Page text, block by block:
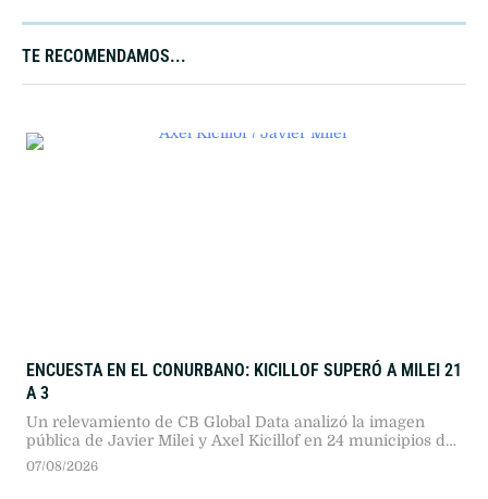
TE RECOMENDAMOS...​
ENCUESTA EN EL CONURBANO: KICILLOF SUPERÓ A MILEI 21
A 3
Un relevamiento de CB Global Data analizó la imagen
pública de Javier Milei y Axel Kicillof en 24 municipios del
Gran Buenos Aires. El gobernador bonaerense se impuso
07/08/2026